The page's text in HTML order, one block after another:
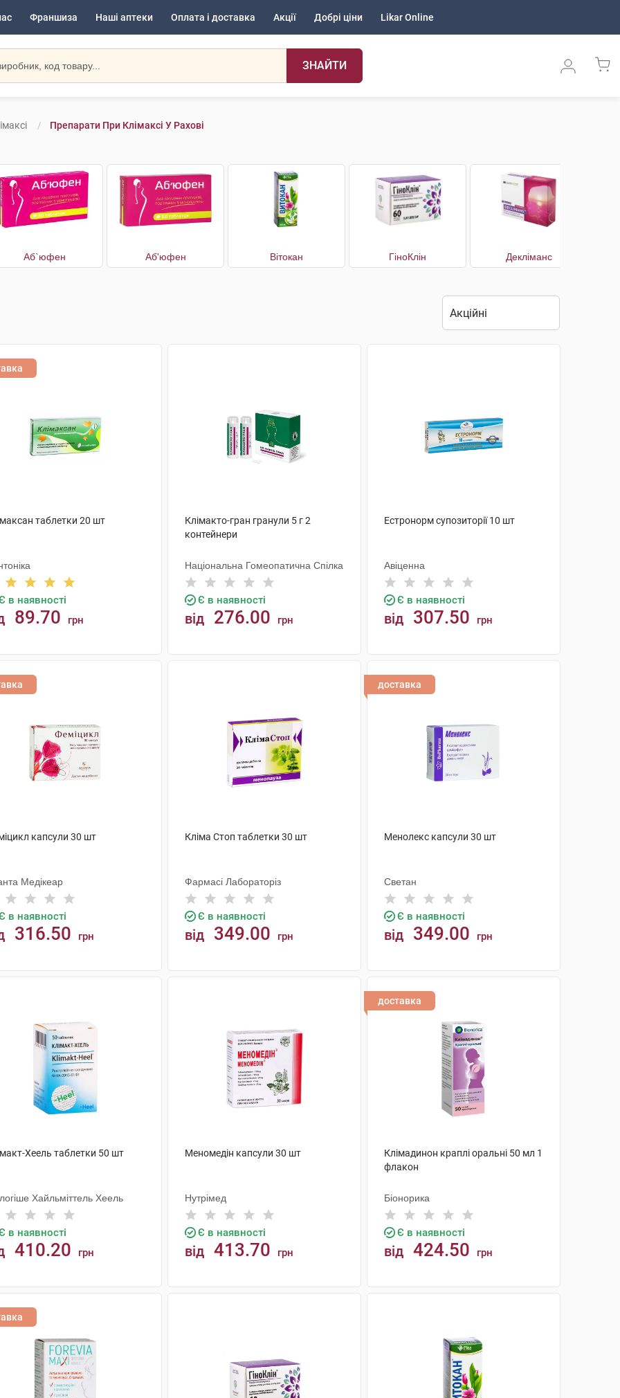
Франшиза Наші аптеки Оплата і доставка Акції Добрі ціни Likar Online
ЗНАЙТИ
Препарати При Клімаксі У Рахові
Аб`юфен Аб'юфен Вітокан ГіноКлін Декліманс
таблетки 20 шт
в наявності
89.70 грн
Клімакто-гран гранули 5 г 2
контейнери
Національна Гомеопатична Спілка
Є в наявності
від 276.00 грн
Естронорм супозиторії 10 шт
Авіценна
Є в наявності
від 307.50 грн
капсули 30 шт
Медікеар
в наявності
316.50 грн
Кліма Стоп таблетки 30 шт
Фармасі Лабораторіз
Є в наявності
від 349.00 грн
доставка
Менолекс капсули 30 шт
Светан
Є в наявності
від 349.00 грн
Хеель таблетки 50 шт
Хайльміттель Хеель
в наявності
410.20 грн
Меномедін капсули 30 шт
Нутрімед
Є в наявності
від 413.70 грн
доставка
Клімадинон краплі оральні 50 мл 1
флакон
Біонорика
Є в наявності
від 424.50 грн